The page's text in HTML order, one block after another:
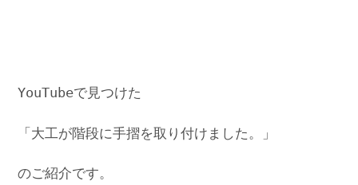
YouTubeで見つけた
「大工が階段に手摺を取り付けました。」
のご紹介です。